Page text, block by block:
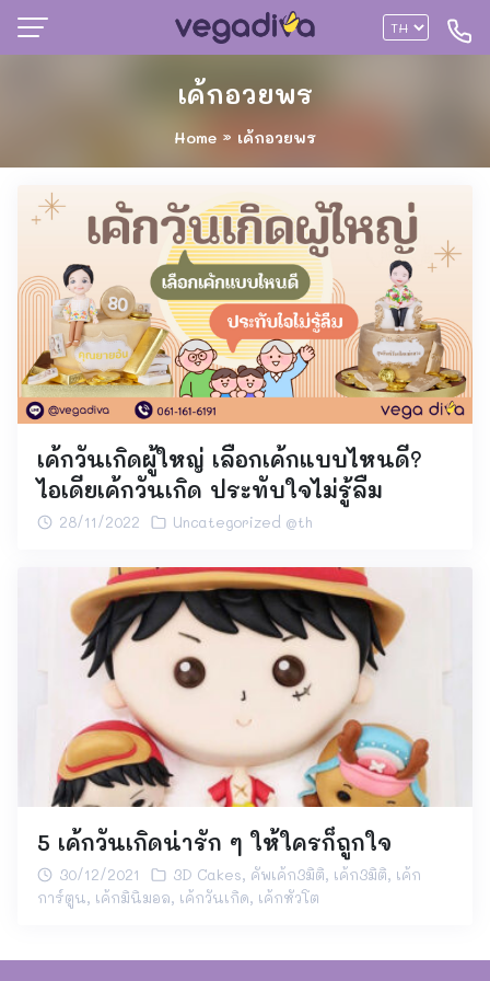
เค้กอวยพร
Home » เค้กอวยพร
เค้กวันเกิดผู้ใหญ่ เลือกเค้กแบบไหนดี?
ไอเดียเค้กวันเกิด ประทับใจไม่รู้ลืม
28/11/2022 Uncategorized @th
5 เค้กวันเกิดน่ารัก ๆ ให้ใครก็ถูกใจ
30/12/2021 3D Cakes, คัพเค้ก3มิติ, เค้ก3มิติ, เค้ก
การ์ตูน, เค้กมินิมอล, เค้กวันเกิด, เค้กหัวโต